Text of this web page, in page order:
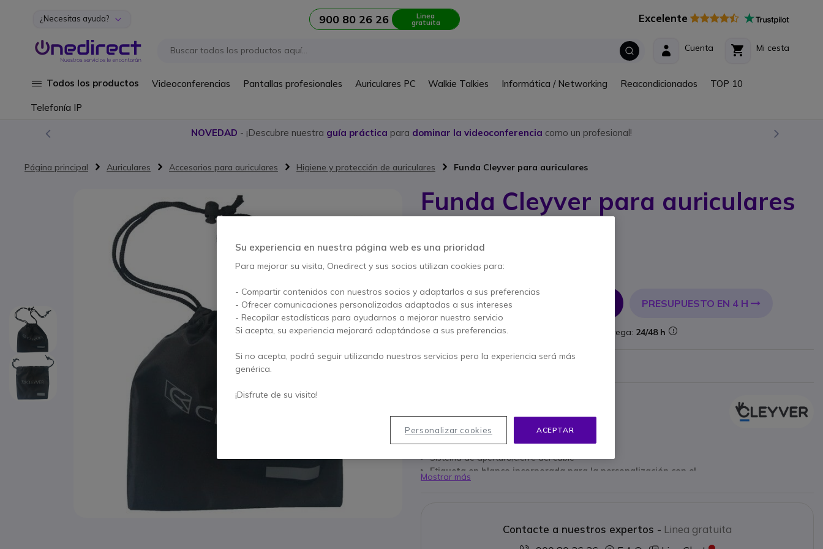
Ir al contenido
¿Necesitas ayuda? 900 80 26 26 Linea
gratuita Excelente
Mi cesta
Cuenta
Todos los productos Videoconferencias Pantallas profesionales Auriculares PC Walkie Talkies Informática / Networking Reacondicionados TOP 10
Telefonía IP
NOVEDAD - ¡Descubre nuestra guía práctica para dominar la videoconferencia como un profesional!
Página principal Auriculares Accesorios para auriculares Higiene y protección de auriculares Funda Cleyver para auriculares
Funda Cleyver para auriculares
5 de 1 Reseñas
3,95 €
Cantidad
AÑADIR AL CARRITO PRESUPUESTO EN 4 H
Más de100 productos Entrega: 24/48 h
Bolsa de almacenamiento multiuso
Ideal para guardar auriculares
Material de nylon
Sistema de apertura/cierre del cable
Etiqueta en blanco incorporada para la personalización con el
nombre del usuario
Mostrar más
Contacte a nuestros expertos - Linea gratuita
Su experiencia en nuestra página web es una prioridad
Para mejorar su visita, Onedirect y sus socios utilizan cookies para:
- Compartir contenidos con nuestros socios y adaptarlos a sus preferencias
- Ofrecer comunicaciones personalizadas adaptadas a sus intereses
- Recopilar estadísticas para ayudarnos a mejorar nuestro servicio
Si acepta, su experiencia mejorará adaptándose a sus preferencias.
Si no acepta, podrá seguir utilizando nuestros servicios pero la experiencia será más
genérica.
¡Disfrute de su visita!
ACEPTAR
Personalizar cookies